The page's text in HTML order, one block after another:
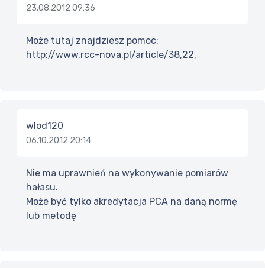
23.08.2012 09:36
Może tutaj znajdziesz pomoc:
http://www.rcc-nova.pl/article/38,22,
wlod120
06.10.2012 20:14
Nie ma uprawnień na wykonywanie pomiarów
hałasu.
Może być tylko akredytacja PCA na daną normę
lub metodę